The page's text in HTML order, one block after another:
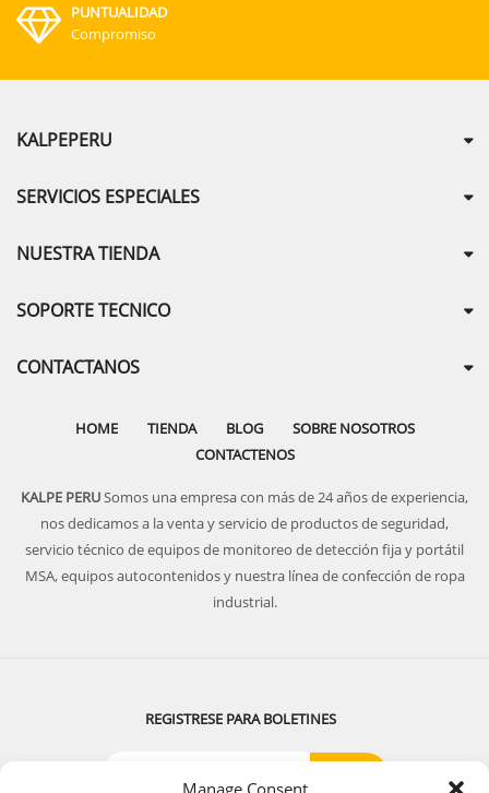
Manage Consent
PUNTUALIDAD
Compromiso
KALPEPERU
SERVICIOS ESPECIALES
NUESTRA TIENDA
SOPORTE TECNICO
CONTACTANOS
HOME TIENDA BLOG
SOBRE NOSOTROS
CONTACTENOS
KALPE PERUSomos una empresa con más de 24 años de experiencia,
nos dedicamos a la venta y servicio de productos de seguridad,
servicio técnico de equipos de monitoreo de detección fija y portátil
MSA, equipos autocontenidos y nuestra línea de confección de ropa
industrial.
REGISTRESE PARA BOLETINES